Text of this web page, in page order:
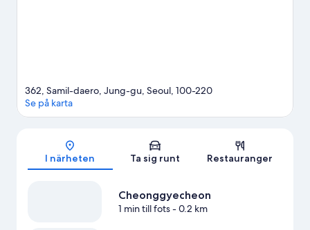
Karta
362, Samil-daero, Jung-gu, Seoul, 100-220
Se på karta
I närheten Ta sig runt Restauranger
Cheonggyecheon
1 min till fots- 0.2 km